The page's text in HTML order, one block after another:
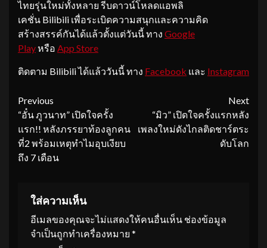
ไทยรุ่นใหม่ทั้งหลาย รีบดาวน์โหลดแอพลิ
เคชั่น Bilibili เพื่อระเบิดความสนุกและความคิด
สร้างสรรค์กันได้แล้วตั้งแต่วันนี้ ทาง Google
Playหรือ App Store
ติดตาม Bilibili ได้แล้ววันนี้ ทาง Facebook และ Instagram
Continue
Reading
Previous
“อั๋น ภูวนาท” เปิดใจครั้ง
แรก!! หลังภรรยาท้องลูกคน
ที่2 พร้อมเหตุทำไมอุบเงียบ
ถึง 7 เดือน
Next
“มิว” เปิดใจครั้งแรกหลัง
เพลงใหม่ดังไกลติดชาร์ตระ
ดับโลก
ใส่ความเห็น
อีเมลของคุณจะไม่แสดงให้คนอื่นเห็น ช่องข้อมูล
จำเป็นถูกทำเครื่องหมาย *